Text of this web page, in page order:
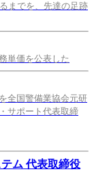
までを、先達の足跡
単価を公表した
全国警備業協会元研
サポート代表取締
ム 代表取締役